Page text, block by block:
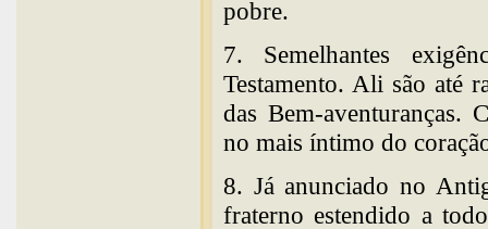
pobre.
7. Semelhantes
Testamento. Ali são até
das Bem-aventuranças.
no mais íntimo do
8. Já anunciado no
fraterno estendido a